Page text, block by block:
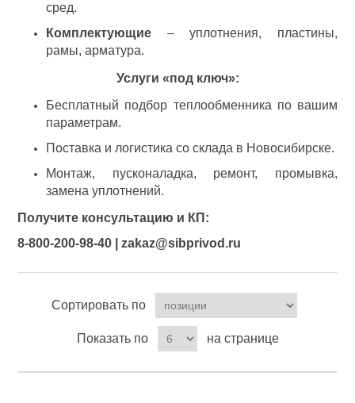
сред.
Комплектующие – уплотнения, пластины,
рамы, арматура.
Услуги «под ключ»:
Бесплатный подбор теплообменника по вашим
параметрам.
Поставка и логистика со склада в Новосибирске.
Монтаж, пусконаладка, ремонт, промывка,
замена уплотнений.
Получите консультацию и КП:
8-800-200-98-40 | zakaz@sibprivod.ru
Сортировать по
Показать по на странице